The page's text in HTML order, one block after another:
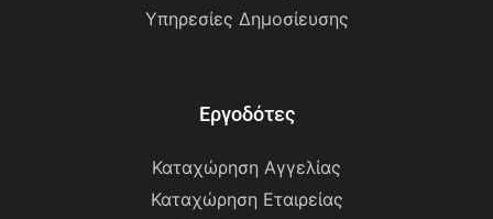
Υπηρεσίες Δημοσίευσης
Εργοδότες
Καταχώρηση Αγγελίας
Καταχώρηση Εταιρείας